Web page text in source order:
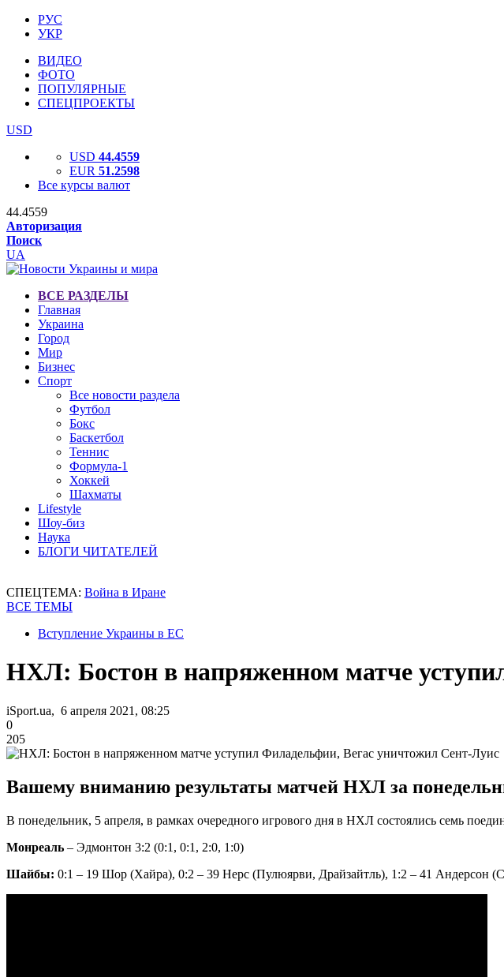
РУС
УКР
ВИДЕО
ФОТО
ПОПУЛЯРНЫЕ
СПЕЦПРОЕКТЫ
USD
USD 44.4559
EUR 51.2598
Все курсы валют
44.4559
Авторизация
Поиск
UA
ВСЕ РАЗДЕЛЫ
Главная
Украина
Город
Мир
Бизнес
Спорт
Все новости раздела
Футбол
Бокс
Баскетбол
Теннис
Формула-1
Хоккей
Шахматы
Lifestyle
Шоу-биз
Наука
БЛОГИ ЧИТАТЕЛЕЙ
СПЕЦТЕМА: Война в Иране
ВСЕ ТЕМЫ
Вступление Украины в ЕС
НХЛ: Бостон в напряженном матче
iSport.ua, 6 апреля 2021, 08:25
0
205
Вашему вниманию результаты матчей НХЛ за
В понедельник, 5 апреля, в рамках очередного игрового дня в НХЛ состоялись семь
Монреаль – Эдмонтон 3:2 (0:1, 0:1, 2:0, 1:0)
Шайбы: 0:1 – 19 Шор (Хайра), 0:2 – 39 Нерс (Пулюярви, Драйзайтль), 1:2 – 41 Андерсон